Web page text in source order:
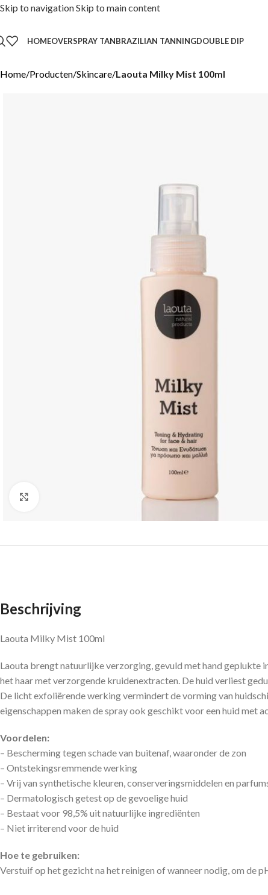
Skip to navigationSkip to main content
HOMEOVERSPRAY TANBRAZILIAN TANNINGDOUBLE DIP
Home/Producten/Skincare/Laouta Milky Mist 100ml
Beschrijving
Laouta Milky Mist 100ml
Laouta brengt natuurlijke verzorging, gevuld met hand geplukte
het haar met verzorgende kruidenextracten. De huid verliest
De licht exfoliërende werking vermindert de vorming van
eigenschappen maken de spray ook geschikt voor een huid met
Voordelen:
– Bescherming tegen schade van buitenaf, waaronder de zon
– Ontstekingsremmende werking
– Vrij van synthetische kleuren, conserveringsmiddelen en
– Dermatologisch getest op de gevoelige huid
– Bestaat voor 98,5% uit natuurlijke ingrediënten
– Niet irriterend voor de huid
Hoe te gebruiken:
Verstuif op het gezicht na het reinigen of wanneer nodig, om de